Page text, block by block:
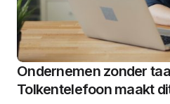
Ondernemen zonder
Tolkentelefoon maakt